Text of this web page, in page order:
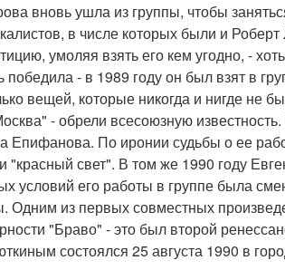
вновь ушла из группы, чтобы
в числе которых были и
умоляя взять его кем угодно, -
победила - в 1989 году он был взят в
вещей, которые никогда и нигде не
- обрели всесоюзную
Епифанова. По иронии судьбы о ее
"красный свет". В том же 1990 году
условий его работы в группе была
Одним из первых совместных
"Браво" - это был второй
состоялся 25 августа 1990 в